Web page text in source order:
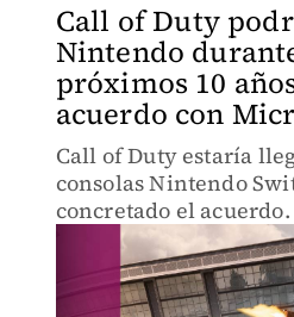
Call of Duty
Nintendo
próximos 10
acuerdo con
Call of Duty estaría
consolas Nintendo
concretado el acuerdo.